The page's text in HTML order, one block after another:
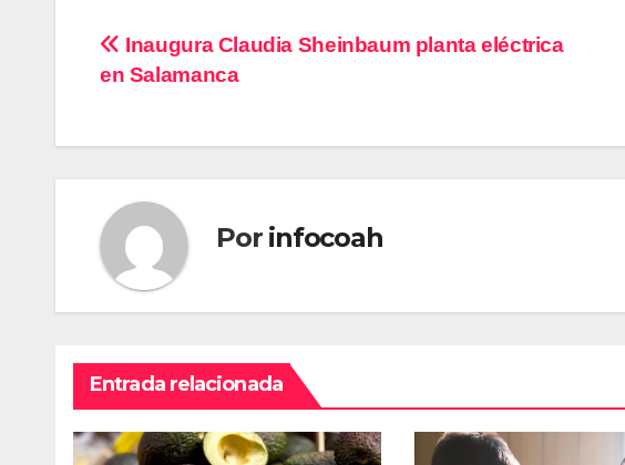
Navegación
entradas
Inaugura Claudia Sheinbaum planta eléctrica
en Salamanca
Por infocoah
Entrada relacionada